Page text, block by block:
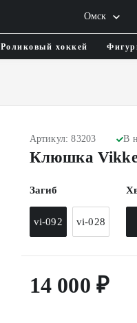
Омск
Роликовый хоккей
Артикул: 83203 В
Клюшка
Загиб
vi-092 vi-028
14 000 ₽